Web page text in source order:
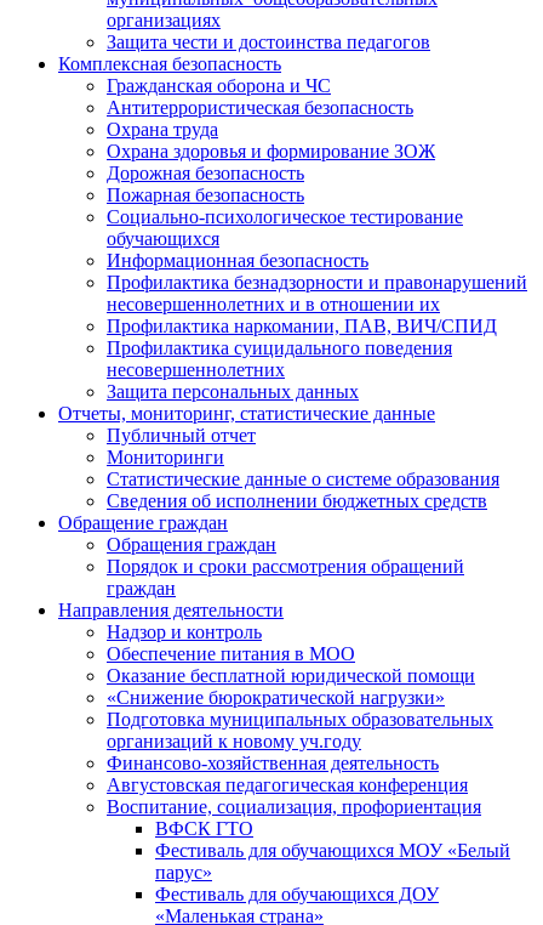
организациях
Защита чести и достоинства педагогов
Комплексная безопасность
Гражданская оборона и ЧС
Антитеррористическая безопасность
Охрана труда
Охрана здоровья и формирование ЗОЖ
Дорожная безопасность
Пожарная безопасность
Социально-психологическое тестирование
обучающихся
Информационная безопасность
Профилактика безнадзорности и правонарушений
несовершеннолетних и в отношении их
Профилактика наркомании, ПАВ, ВИЧ/СПИД
Профилактика суицидального поведения
несовершеннолетних
Защита персональных данных
Отчеты, мониторинг, статистические данные
Публичный отчет
Мониторинги
Статистические данные о системе образования
Сведения об исполнении бюджетных средств
Обращение граждан
Обращения граждан
Порядок и сроки рассмотрения обращений
граждан
Направления деятельности
Надзор и контроль
Обеспечение питания в МОО
Оказание бесплатной юридической помощи
«Снижение бюрократической нагрузки»
Подготовка муниципальных образовательных
организаций к новому уч.году
Финансово-хозяйственная деятельность
Августовская педагогическая конференция
Воспитание, социализация, профориентация
ВФСК ГТО
Фестиваль для обучающихся МОУ «Белый
парус»
Фестиваль для обучающихся ДОУ
«Маленькая страна»